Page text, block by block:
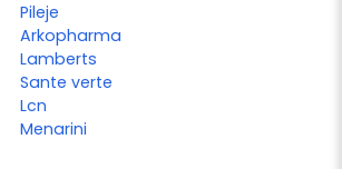
Pileje
Arkopharma
Lamberts
Sante verte
Lcn
Menarini